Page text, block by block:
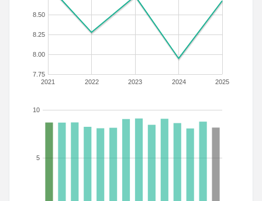
2021 2022 2023 2024 2025
7.75
8.00
8.25
8.50
5
10